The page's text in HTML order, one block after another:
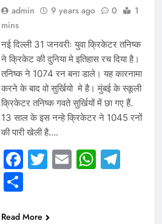
admin 9 years ago 0
1
mins
नई दिल्ली 31 जनवरीः युवा क्रिकेटर तनिष्क
ने क्रिकेट की दुनिया मे इतिहास रच दिया है।
तनिष्क ने 1074 रन बना डाले। यह कारनामा
करने के बाद वो सुर्खियो मे है। मुंबई के स्कूली
क्रिकेटर तनिष्क गवते सुर्खियों में छा गए हैं.
13 साल के इस नन्हे क्रिकेटर ने 1045 रनों
की पारी खेली है….
Facebook
Twitter
Email
Share
Read More